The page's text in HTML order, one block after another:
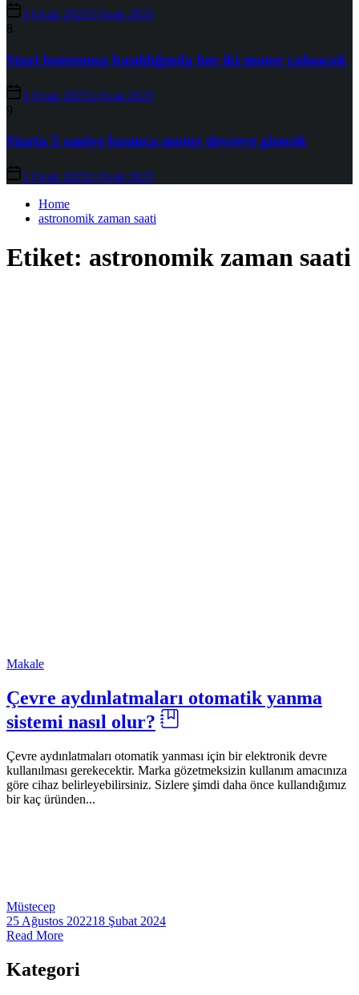
3 Ocak 20253 Ocak 2025
8
Start butonuna basıldığında her iki motor çalışacak
3 Ocak 20253 Ocak 2025
9
Starta 5 saniye basınca motor devreye girecek
2 Ocak 20252 Ocak 2025
Home
astronomik zaman saati
Etiket: astronomik zaman saati
Makale
Çevre aydınlatmaları otomatik yanma
sistemi nasıl olur?
Çevre aydınlatmaları otomatik yanması için bir elektronik devre
kullanılması gerekecektir. Marka gözetmeksizin kullanım amacınıza
göre cihaz belirleyebilirsiniz. Sizlere şimdi daha önce kullandığımız
bir kaç üründen...
Müstecep
25 Ağustos 202218 Şubat 2024
Read More
Kategori